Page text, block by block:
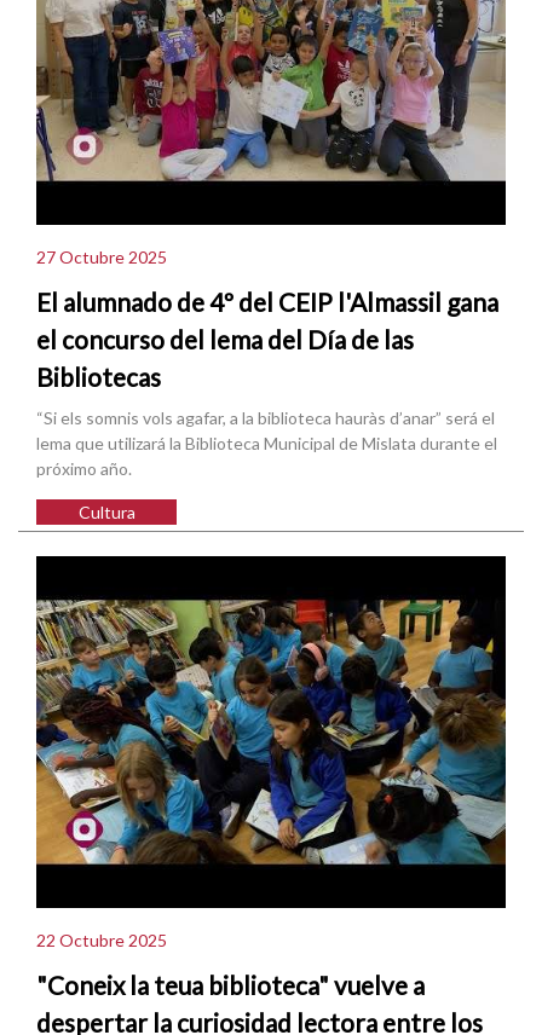
27 Octubre 2025
El alumnado de 4º del CEIP l'Almassil gana
el concurso del lema del Día de las
Bibliotecas
“Si els somnis vols agafar, a la biblioteca hauràs d’anar” será el
lema que utilizará la Biblioteca Municipal de Mislata durante el
próximo año.
Cultura
22 Octubre 2025
"Coneix la teua biblioteca" vuelve a
despertar la curiosidad lectora entre los